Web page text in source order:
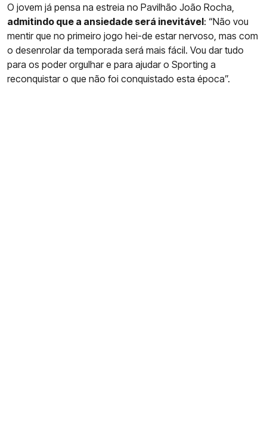
O jovem já pensa na estreia no Pavilhão João Rocha,
admitindo que a ansiedade será inevitável: “Não vou
mentir que no primeiro jogo hei-de estar nervoso, mas com
o desenrolar da temporada será mais fácil. Vou dar tudo
para os poder orgulhar e para ajudar o Sporting a
reconquistar o que não foi conquistado esta época”.